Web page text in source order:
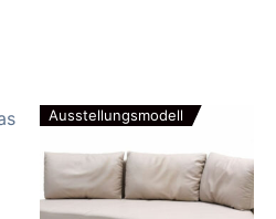
Ausstellungsmodell